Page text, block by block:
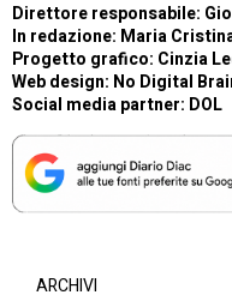
Direttore responsabile:
In redazione: Maria
Progetto grafico: Cinzia
Web design: No Digital
Social media partner: DOL
ARCHIVI